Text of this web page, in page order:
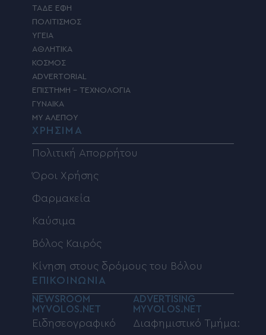
ΤΑΔΕ ΕΦΗ
ΠΟΛΙΤΙΣΜΟΣ
ΥΓΕΙΑ
ΑΘΛΗΤΙΚΑ
ΚΟΣΜΟΣ
ADVERTORIAL
ΕΠΙΣΤΗΜΗ – ΤΕΧΝΟΛΟΓΙΑ
ΓΥΝΑΙΚΑ
MY ΑΛΕΠΟΥ
ΧΡΗΣΙΜΑ
Πολιτική Απορρήτου
Όροι Χρήσης
Φαρμακεία
Καύσιμα
Βόλος Καιρός
Κίνηση στους δρόμους του Βόλου
ΕΠΙΚΟΙΝΩΝΙΑ
NEWSROOM
MYVOLOS.NET
Ειδησεογραφικό
ADVERTISING
MYVOLOS.NET
Διαφημιστικό Τμήμα: